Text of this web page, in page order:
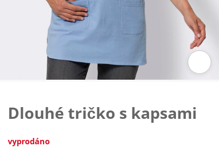
Dlouhé tričko s kapsami
vyprodáno